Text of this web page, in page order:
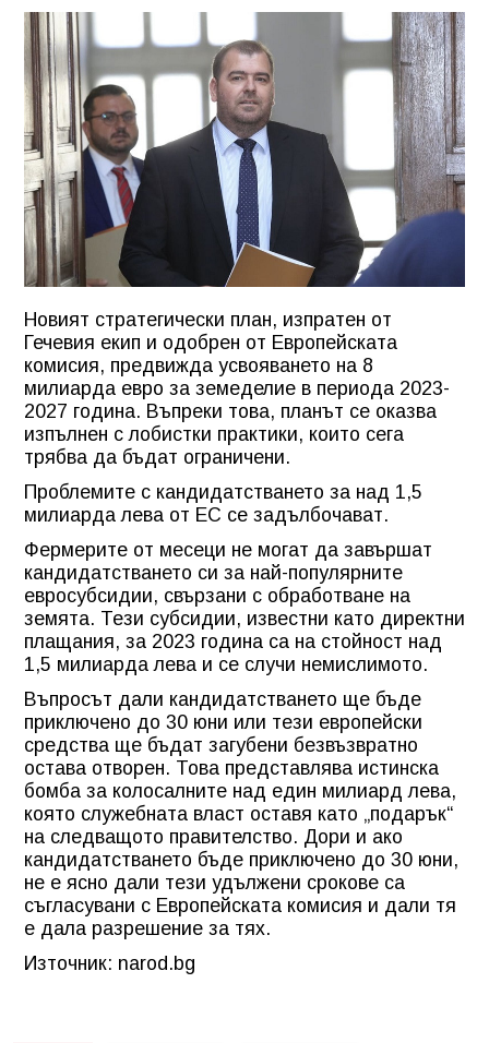
Новият стратегически план, изпратен от
Гечевия екип и одобрен от Европейската
комисия, предвижда усвояването на 8
милиарда евро за земеделие в периода 2023-
2027 година. Въпреки това, планът се оказва
изпълнен с лобистки практики, които сега
трябва да бъдат ограничени.
Проблемите с кандидатстването за над 1,5
милиарда лева от ЕС се задълбочават.
Фермерите от месеци не могат да завършат
кандидатстването си за най-популярните
евросубсидии, свързани с обработване на
земята. Тези субсидии, известни като директни
плащания, за 2023 година са на стойност над
1,5 милиарда лева и се случи немислимото.
Въпросът дали кандидатстването ще бъде
приключено до 30 юни или тези европейски
средства ще бъдат загубени безвъзвратно
остава отворен. Това представлява истинска
бомба за колосалните над един милиард лева,
която служебната власт оставя като „подарък“
на следващото правителство. Дори и ако
кандидатстването бъде приключено до 30 юни,
не е ясно дали тези удължени срокове са
съгласувани с Европейската комисия и дали тя
е дала разрешение за тях.
Източник: narod.bg